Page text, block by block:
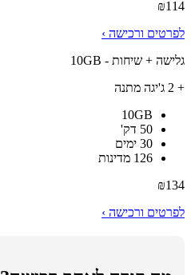
₪114
לפרטים ורכישה ›
גלישה + שיחות - 10GB
+ 2 ג'יגה מתנה
10GB
50 דק'
30 ימים
126 מדינות
₪134
לפרטים ורכישה ›